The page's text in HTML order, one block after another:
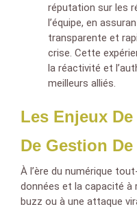
réputation sur les
l’équipe, en
transparente et
crise. Cette
la réactivité et
meilleurs alliés.
Les Enjeux
De Gestion
À l’ère du numérique
données et la capacité à
buzz ou à une attaque